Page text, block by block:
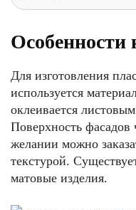
Особенности
Для изготовления
используется
оклеивается
Поверхность фасадов
желании можно
текстурой.
матовые изделия.